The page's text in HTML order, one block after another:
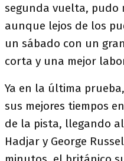
segunda vuelta, pudo
aunque lejos de los
un sábado con un
corta y una mejor
Ya en la última
sus mejores tiempos
de la pista, llegando
Hadjar y George